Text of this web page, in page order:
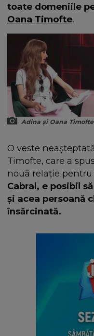
toate domeniile
Oana Timofte.
Adina și Oana Timofte
O veste
Timofte, care a
nouă relație pentru
Cabral, e posibil
și acea persoană
însărcinată.